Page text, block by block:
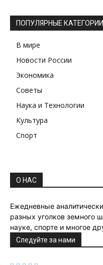
ПОПУЛЯРНЫЕ КАТЕГОРИИ
В мире
Новости России
Экономика
Советы
Наука и Технологии
Культура
Спорт
О НАС
Ежедневные
разных уголков земного
науке, спорте и многое
Следуйте за нами